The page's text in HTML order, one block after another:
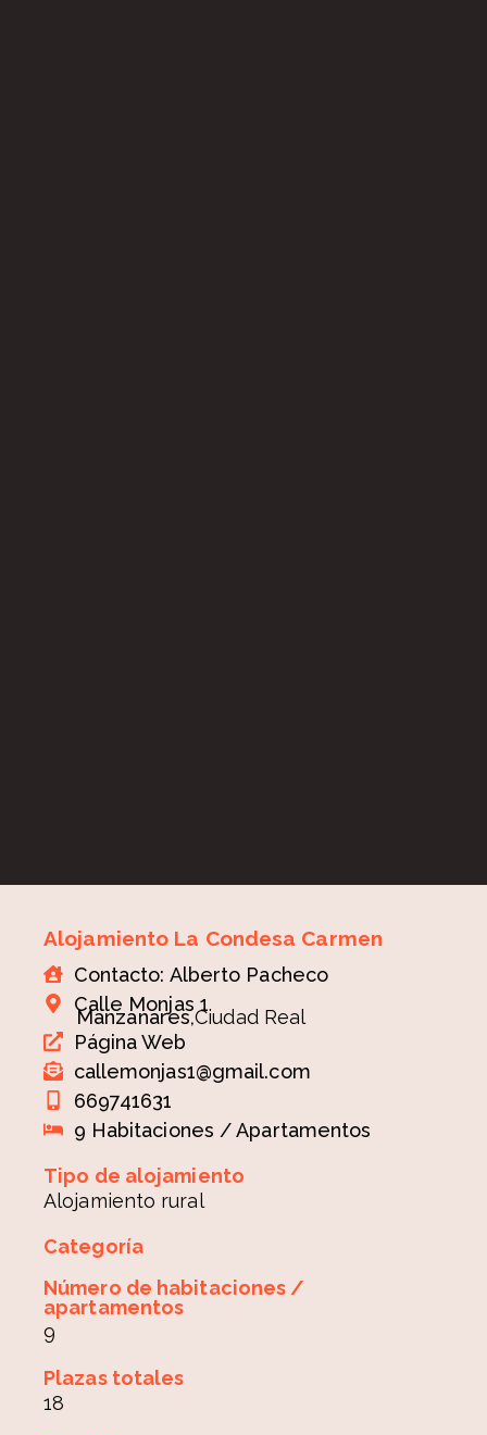
Alojamiento La Condesa Carmen
Contacto: Alberto Pacheco
Calle Monjas 1
Manzanares,Ciudad Real
Página Web
callemonjas1@gmail.com
669741631
9 Habitaciones / Apartamentos
Tipo de alojamiento
Alojamiento rural
Categoría
Número de habitaciones /
apartamentos
9
Plazas totales
18